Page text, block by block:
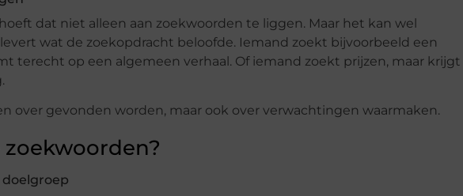
dat niet alleen aan zoekwoorden te liggen. Maar het kan wel
wat de zoekopdracht beloofde. Iemand zoekt bijvoorbeeld een
terecht op een algemeen verhaal. Of iemand zoekt prijzen, maar krijgt
over gevonden worden, maar ook over verwachtingen waarmaken.